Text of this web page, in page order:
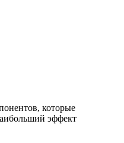
которые
эффект